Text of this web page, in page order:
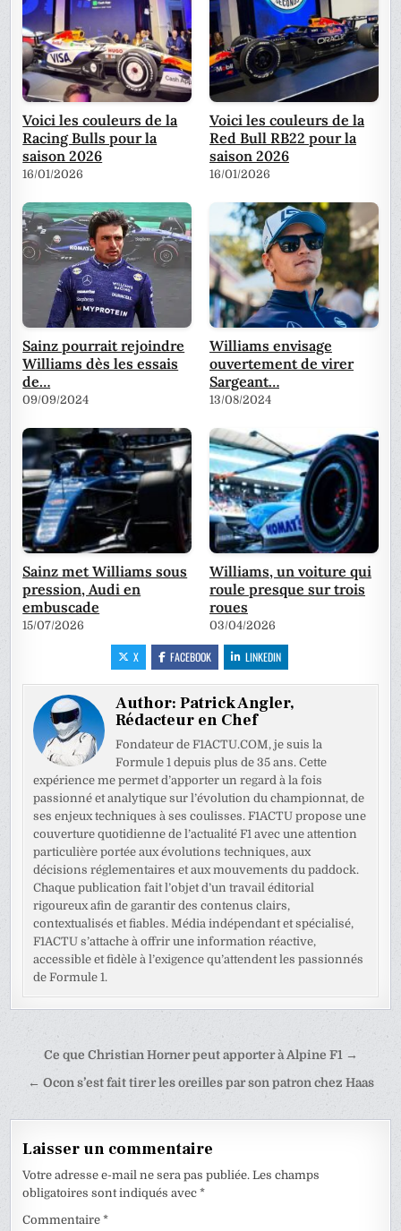
Voici les couleurs de la
Racing Bulls pour la
saison 2026
16/01/2026
Voici les couleurs de la
Red Bull RB22 pour la
saison 2026
16/01/2026
Sainz pourrait rejoindre
Williams dès les essais
de…
09/09/2024
Williams envisage
ouvertement de virer
Sargeant…
13/08/2024
Sainz met Williams sous
pression, Audi en
embuscade
15/07/2026
Williams, un voiture qui
roule presque sur trois
roues
03/04/2026
X FACEBOOK LINKEDIN
Author:Patrick Angler,
Rédacteur en Chef
Fondateur de F1ACTU.COM, je suis la
Formule 1 depuis plus de 35 ans. Cette
expérience me permet d’apporter un regard à la fois
passionné et analytique sur l’évolution du championnat, de
ses enjeux techniques à ses coulisses. F1ACTU propose une
couverture quotidienne de l’actualité F1 avec une attention
particulière portée aux évolutions techniques, aux
décisions réglementaires et aux mouvements du paddock.
Chaque publication fait l’objet d’un travail éditorial
rigoureux afin de garantir des contenus clairs,
contextualisés et fiables. Média indépendant et spécialisé,
F1ACTU s’attache à offrir une information réactive,
accessible et fidèle à l’exigence qu’attendent les passionnés
de Formule 1.
Navigation
de
Ce que Christian Horner peut apporter à Alpine F1 →
← Ocon s’est fait tirer les oreilles par son patron chez Haas
Laisser un commentaire
Votre adresse e-mail ne sera pas publiée. Les champs
obligatoires sont indiqués avec*
Commentaire*